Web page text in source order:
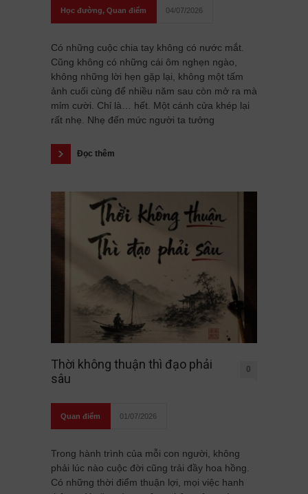
Học đường, Quan điểm 04/07/2026
Có những cuộc chia tay không có nước mắt.
Cũng không có những cái ôm nghẹn ngào,
không những lời hẹn gặp lại, không một tấm
ảnh cuối cùng để nhiều năm sau còn mở ra mà
mỉm cười. Chỉ là… hết. Một cánh cửa khép lại
rất nhẹ. Nhẹ đến mức người ta tưởng
Đọc thêm
Thời không thuận thì đạo phải
sâu
0
Quan điểm 01/07/2026
Trong hành trình của mỗi con người, không
phải lúc nào cuộc đời cũng trải đầy hoa hồng.
Có những thời điểm thuận lợi, mọi việc hanh